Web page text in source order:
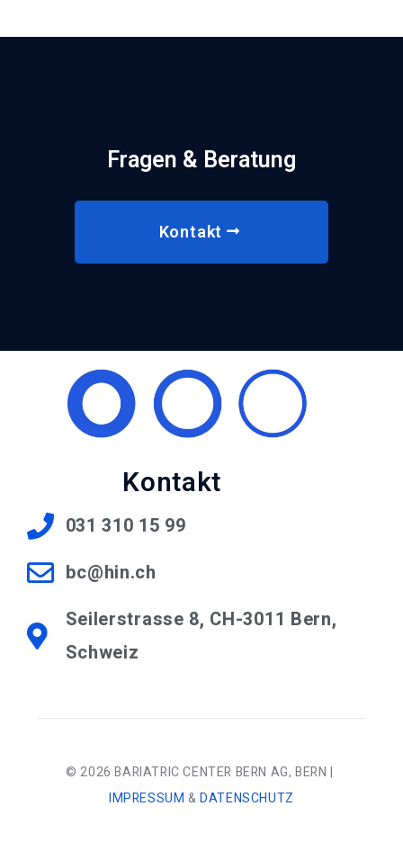
Fragen & Beratung
Kontakt
Kontakt
031 310 15 99
bc@hin.ch
Seilerstrasse 8, CH-3011 Bern,
Schweiz
© 2026 BARIATRIC CENTER BERN AG, BERN |
IMPRESSUM &DATENSCHUTZ